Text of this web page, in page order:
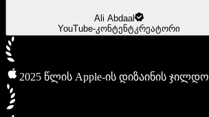
Ali Abdaal
YouTube-კონტენტკრეატორი
2025 წლის Apple-ის დიზაინის ჯილდო